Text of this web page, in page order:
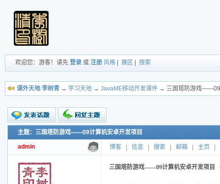
欢迎您：游客！请先 登录 或 注册 风格 展区 搜索
课外天地 李树青 → 学习天地 → JavaME移动开发课件 → 三国塔防游戏——09
新的主题
投票帖
交易帖
小字报
主题：三国塔防游戏——09计算机安卓开发项目
admin 博客 信息 搜索 邮箱 主页
三国塔防游戏——09计算机安卓开发项目